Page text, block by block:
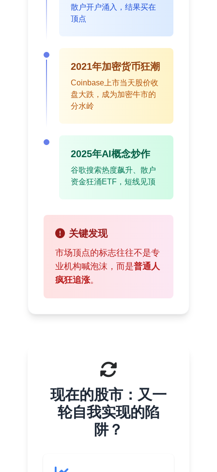
散户开户涌入，结果买在
顶点
2021年加密货币狂潮
Coinbase上市当天股价收
盘大跌，成为加密牛市的
分水岭
2025年AI概念炒作
谷歌搜索热度飙升、散户
资金狂涌ETF，短线见顶
关键发现
市场顶点的标志往往不是专
业机构喊泡沫，而是普通人
疯狂追涨。
现在的股市：又一
轮自我实现的陷
阱？